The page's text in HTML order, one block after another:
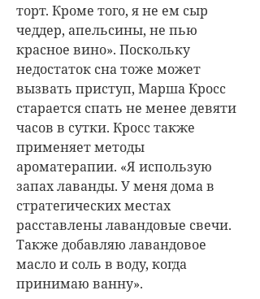
торт. Кроме того, я не ем сыр
чеддер, апельсины, не пью
красное вино». Поскольку
недостаток сна тоже может
вызвать приступ, Марша Кросс
старается спать не менее девяти
часов в сутки. Кросс также
применяет методы
ароматерапии. «Я использую
запах лаванды. У меня дома в
стратегических местах
расставлены лавандовые свечи.
Также добавляю лавандовое
масло и соль в воду, когда
принимаю ванну».